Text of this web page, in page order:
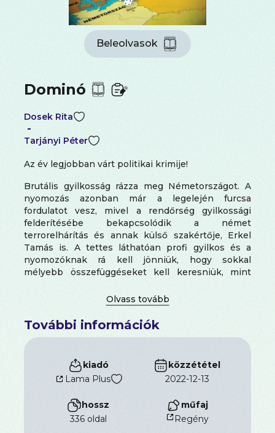
Beleolvasok
Dominó
Dosek Rita
-
Tarjányi Péter
Az év legjobban várt politikai krimije!
Brutális gyilkosság rázza meg Németországot. A
nyomozás azonban már a legelején furcsa
fordulatot vesz, mivel a rendőrség gyilkossági
felderítésébe bekapcsolódik a német
terrorelhárítás és annak külső szakértője, Erkel
Tamás is. A tettes láthatóan profi gyilkos és a
nyomozóknak rá kell jönniük, hogy sokkal
mélyebb összefüggéseket kell keresniük, mint
Egymásnak ellentmondó nyomok, súlyos titkok és
kilátástalan versenyfutás kezdődik az idővel, mire
felismerik, hogy saját kezükbe kell venniük a
embert a gyilkolásra, vagy aki megteszi azt?
Mit tehetünk, ha látjuk, hogy egy cselekvés
megállíthatatlan dominóeffektusként láncreakciót
indít el, amibe beleremeghet egész Európa?
További információk
kiadó
Lama Plus
közzététel
2022-12-13
hossz
336 oldal
műfaj
Regény